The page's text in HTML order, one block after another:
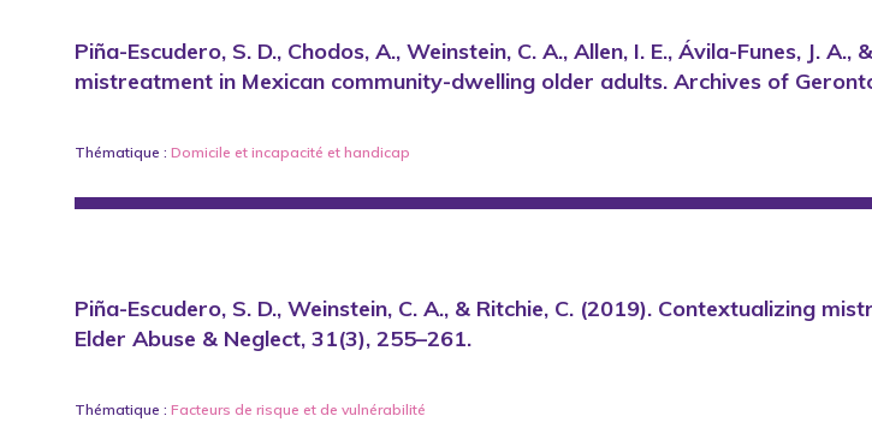
Piña-Escudero, S. D., Chodos, A., Weinstein, C. A., Allen, I. E., Ávila-Funes, J.
mistreatment in Mexican community-dwelling older adults. Archives of
Thématique : Domicile et incapacité et handicap
Piña-Escudero, S. D., Weinstein, C. A., & Ritchie, C. (2019). Contextualizing
Elder Abuse & Neglect, 31(3), 255–261.
Thématique : Facteurs de risque et de vulnérabilité